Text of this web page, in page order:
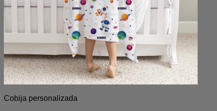
Cobija personalizada